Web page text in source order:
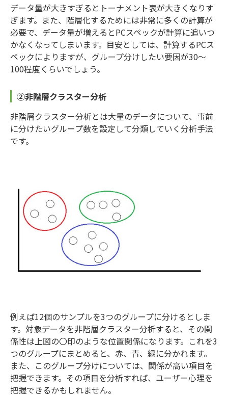
データ量が大きすぎるとトーナメント表が大きくなりす
ぎます。また、階層化するためには非常に多くの計算が
必要で、データ量が増えるとPCスペックが計算に追いつ
かなくなってしまいます。目安としては、計算するPCス
ペックによりますが、グループ分けしたい要因が30～
100程度くらいでしょう。
②非階層クラスター分析
非階層クラスター分析とは大量のデータについて、事前
に分けたいグループ数を設定して分類していく分析手法
です。
例えば12個のサンプルを3つのグループに分けるとしま
す。対象データを非階層クラスター分析すると、その関
係性は上図の〇印のような位置関係になります。これを3
つのグループにまとめると、赤、青、緑に分かれます。
また、このグループ分けについては、関係が高い項目を
把握できます。その項目を分析すれば、ユーザー心理を
把握できるかもしれません。